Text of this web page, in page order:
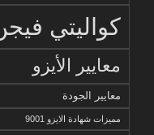
كواليتي
معايير الأيزو
معايير الجودة
مميزات شهادة الايزو 9001